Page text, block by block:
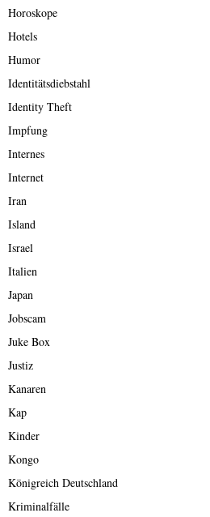
Horoskope
Hotels
Humor
Identitätsdiebstahl
Identity Theft
Impfung
Internes
Internet
Iran
Island
Israel
Italien
Japan
Jobscam
Juke Box
Justiz
Kanaren
Kap
Kinder
Kongo
Königreich Deutschland
Kriminalfälle